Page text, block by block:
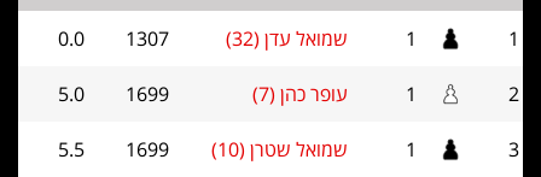
1
1 שמואל עדן (32) 1307
0.0
2
1 עופר כהן (7) 1699
5.0
3
1 שמואל שטרן (10) 1699
5.5